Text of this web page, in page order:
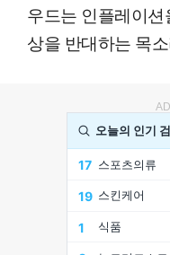
우드는 인플레이
상을 반대하는 목